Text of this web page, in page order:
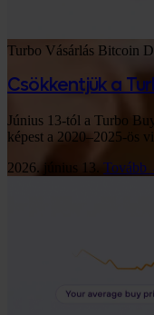
Turbo Vásárlás Bitcoin
Csökkentjük a
Június 13-tól a Turbo
képest a 2020–2025-ös
2026. június 13. Tovább